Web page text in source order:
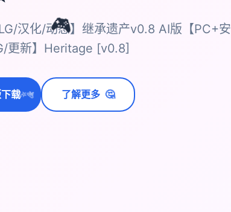
🎮
汉化/动态】继承遗产v0.8 AI版【PC+安
更新】Heritage [v0.8]
载
✨⭐💫 了解更多 🤔